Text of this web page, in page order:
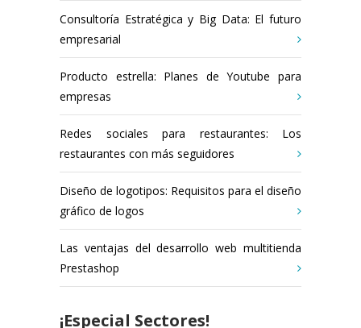
Consultoría Estratégica y Big Data: El futuro
empresarial
Producto estrella: Planes de Youtube para
empresas
Redes sociales para restaurantes: Los
restaurantes con más seguidores
Diseño de logotipos: Requisitos para el diseño
gráfico de logos
Las ventajas del desarrollo web multitienda
Prestashop
¡Especial Sectores!